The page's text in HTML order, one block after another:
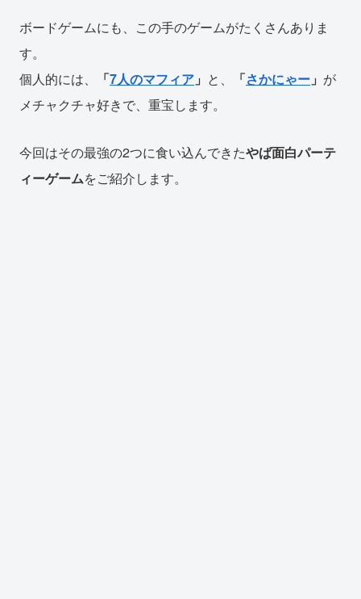
ボードゲームにも、この手のゲームがたくさんありま
す。
個人的には、
「7人のマフィア 」 と、 「さかにゃー 」 が
メチャクチャ好きで、重宝します。
今回はその最強の2つに食い込んできたやば面白パーテ
ィーゲームをご紹介します。